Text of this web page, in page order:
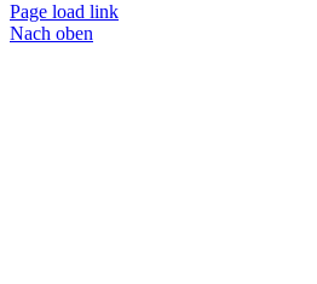
Page load link
Nach oben